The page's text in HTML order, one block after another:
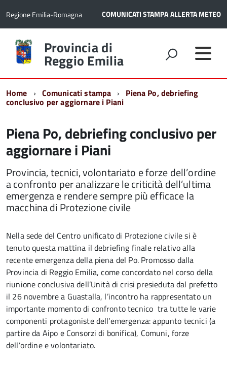
Regione Emilia-Romagna COMUNICATI STAMPAALLERTA METEO
Torna
alla
home
Provincia di
Reggio Emilia
Home Comunicati stampa Piena Po, debriefing
conclusivo per aggiornare i Piani
Piena Po, debriefing conclusivo per
aggiornare i Piani
Provincia, tecnici, volontariato e forze dell’ordine
a confronto per analizzare le criticità dell’ultima
emergenza e rendere sempre più efficace la
macchina di Protezione civile
Nella sede del Centro unificato di Protezione civile si è
tenuto questa mattina il debriefing finale relativo alla
recente emergenza della piena del Po. Promosso dalla
Provincia di Reggio Emilia, come concordato nel corso della
riunione conclusiva dell’Unità di crisi presieduta dal prefetto
il 26 novembre a Guastalla, l’incontro ha rappresentato un
importante momento di confronto tecnico tra tutte le varie
componenti protagoniste dell’emergenza: appunto tecnici (a
partire da Aipo e Consorzi di bonifica), Comuni, forze
dell’ordine e volontariato.